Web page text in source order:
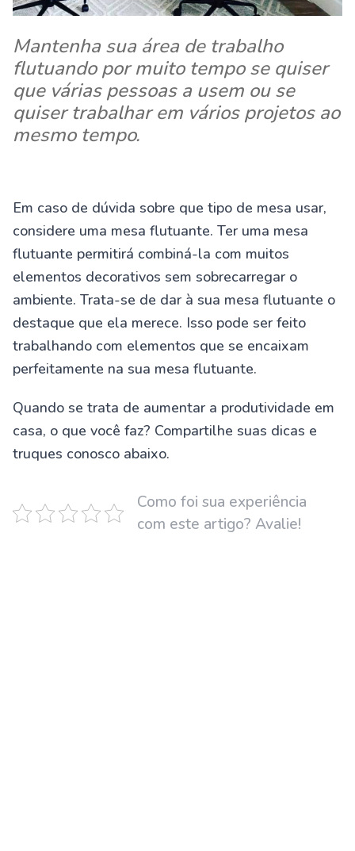
Mantenha sua área de trabalho
flutuando por muito tempo se quiser
que várias pessoas a usem ou se
quiser trabalhar em vários projetos ao
mesmo tempo.
Em caso de dúvida sobre que tipo de mesa usar,
considere uma mesa flutuante. Ter uma mesa
flutuante permitirá combiná-la com muitos
elementos decorativos sem sobrecarregar o
ambiente. Trata-se de dar à sua mesa flutuante o
destaque que ela merece. Isso pode ser feito
trabalhando com elementos que se encaixam
perfeitamente na sua mesa flutuante.
Quando se trata de aumentar a produtividade em
casa, o que você faz? Compartilhe suas dicas e
truques conosco abaixo.
Como foi sua experiência
com este artigo? Avalie!